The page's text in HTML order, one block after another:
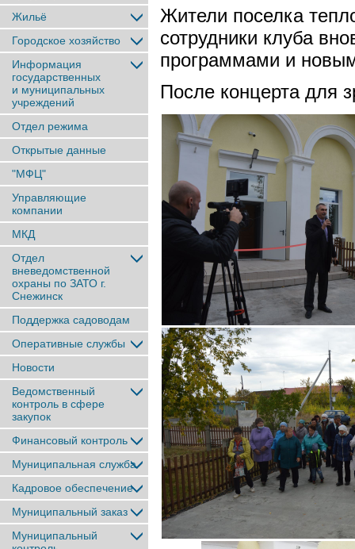
Жильё
Городское хозяйство
Информация
государственных
и муниципальных
учреждений
Отдел режима
Открытые данные
"МФЦ"
Управляющие
компании
МКД
Отдел
вневедомственной
охраны по ЗАТО г.
Снежинск
Поддержка садоводам
Оперативные службы
Новости
Ведомственный
контроль в сфере
закупок
Финансовый контроль
Муниципальная служба
Кадровое обеспечение
Муниципальный заказ
Муниципальный
Жители поселка
сотрудники клуба
программами и
После концерта для